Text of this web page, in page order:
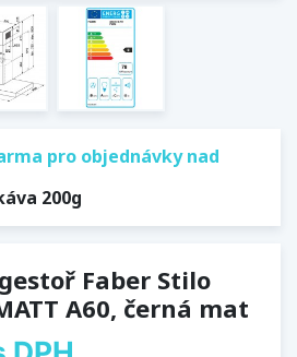
pro objednávky nad
200g
Faber Stilo
A60, černá mat